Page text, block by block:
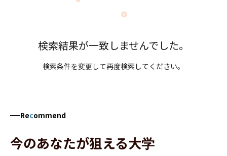
検索結果が一致しませんでした。
検索条件を変更して再度検索してください。
Recommend
今のあなたが狙える大学